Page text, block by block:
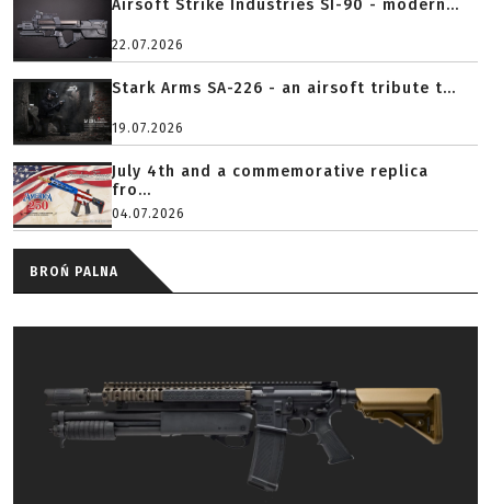
Airsoft Strike Industries SI-90 - modern...
22.07.2026
Stark Arms SA-226 - an airsoft tribute t...
19.07.2026
July 4th and a commemorative replica
fro...
04.07.2026
BROŃ PALNA